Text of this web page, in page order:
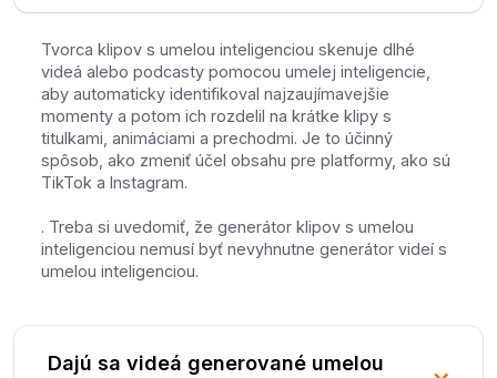
Tvorca klipov s umelou inteligenciou skenuje dlhé
videá alebo podcasty pomocou umelej inteligencie,
aby automaticky identifikoval najzaujímavejšie
momenty a potom ich rozdelil na krátke klipy s
titulkami, animáciami a prechodmi. Je to účinný
spôsob, ako zmeniť účel obsahu pre platformy, ako sú
TikTok a Instagram.
. Treba si uvedomiť, že generátor klipov s umelou
inteligenciou nemusí byť nevyhnutne generátor videí s
umelou inteligenciou.
Dajú sa videá generované umelou